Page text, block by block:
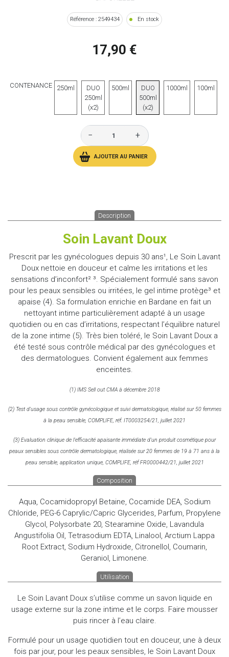
Référence : 2549434 En stock
17,90 €
CONTENANCE 250ml
DUO
250ml
(x2)
500ml
DUO
500ml
(x2)
1000ml 100ml
− +
AJOUTER AU PANIER
Description
Soin Lavant Doux
Prescrit par les gynécologues depuis 30 ans¹, Le Soin Lavant
Doux nettoie en douceur et calme les irritations et les
sensations d’inconfort² ³. Spécialement formulé sans savon
pour les peaux sensibles ou irritées, le gel intime protège³ et
apaise (4). Sa formulation enrichie en Bardane en fait un
nettoyant intime particulièrement adapté à un usage
quotidien ou en cas d’irritations, respectant l’équilibre naturel
de la zone intime (5). Très bien toléré, le Soin Lavant Doux a
été testé sous contrôle médical par des gynécologues et
des dermatologues. Convient également aux femmes
enceintes.
(1) IMS Sell out CMA à décembre 2018
(2) Test d'usage sous contrôle gynécologique et suivi dermatologique, réalisé sur 50 femmes
à la peau sensible, COMPLIFE, réf. IT0003254/21, juillet 2021
(3) Evaluation clinique de l'efficacité apaisante immédiate d'un produit cosmétique pour
peaux sensibles sous contrôle dermatologique, réalisée sur 20 femmes de 19 à 71 ans à la
peau sensible, application unique, COMPLIFE, réf FR0000442/21, juillet 2021
Composition
Aqua, Cocamidopropyl Betaine, Cocamide DEA, Sodium
Chloride, PEG-6 Caprylic/Capric Glycerides, Parfum, Propylene
Glycol, Polysorbate 20, Stearamine Oxide, Lavandula
Angustifolia Oil, Tetrasodium EDTA, Linalool, Arctium Lappa
Root Extract, Sodium Hydroxide, Citronellol, Coumarin,
Geraniol, Limonene.
Utilisation
Le Soin Lavant Doux s’utilise comme un savon liquide en
usage externe sur la zone intime et le corps. Faire mousser
puis rincer à l’eau claire.
Formulé pour un usage quotidien tout en douceur, une à deux
fois par jour, pour les peaux sensibles, le Soin Lavant Doux